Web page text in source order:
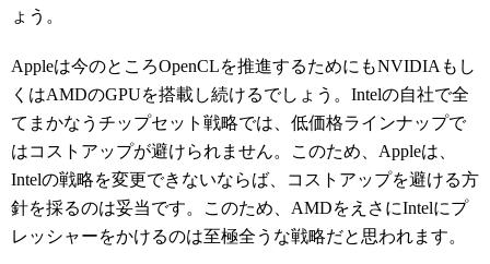
ょう。
Appleは今のところOpenCLを推進するためにもNVIDIAもし
くはAMDのGPUを搭載し続けるでしょう。Intelの自社で全
てまかなうチップセット戦略では、低価格ラインナップで
はコストアップが避けられません。このため、Appleは、
Intelの戦略を変更できないならば、コストアップを避ける方
針を採るのは妥当です。このため、AMDをえさにIntelにプ
レッシャーをかけるのは至極全うな戦略だと思われます。